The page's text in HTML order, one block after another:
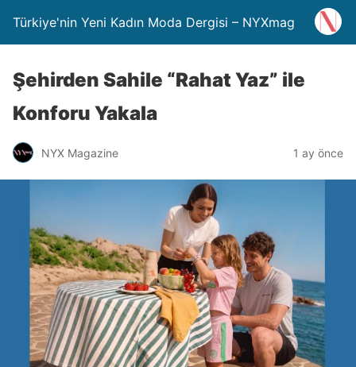
Türkiye'nin Yeni Kadın Moda Dergisi – NYXmag
Şehirden Sahile “Rahat Yaz” ile
Konforu Yakala
NYX Magazine 1 ay önce